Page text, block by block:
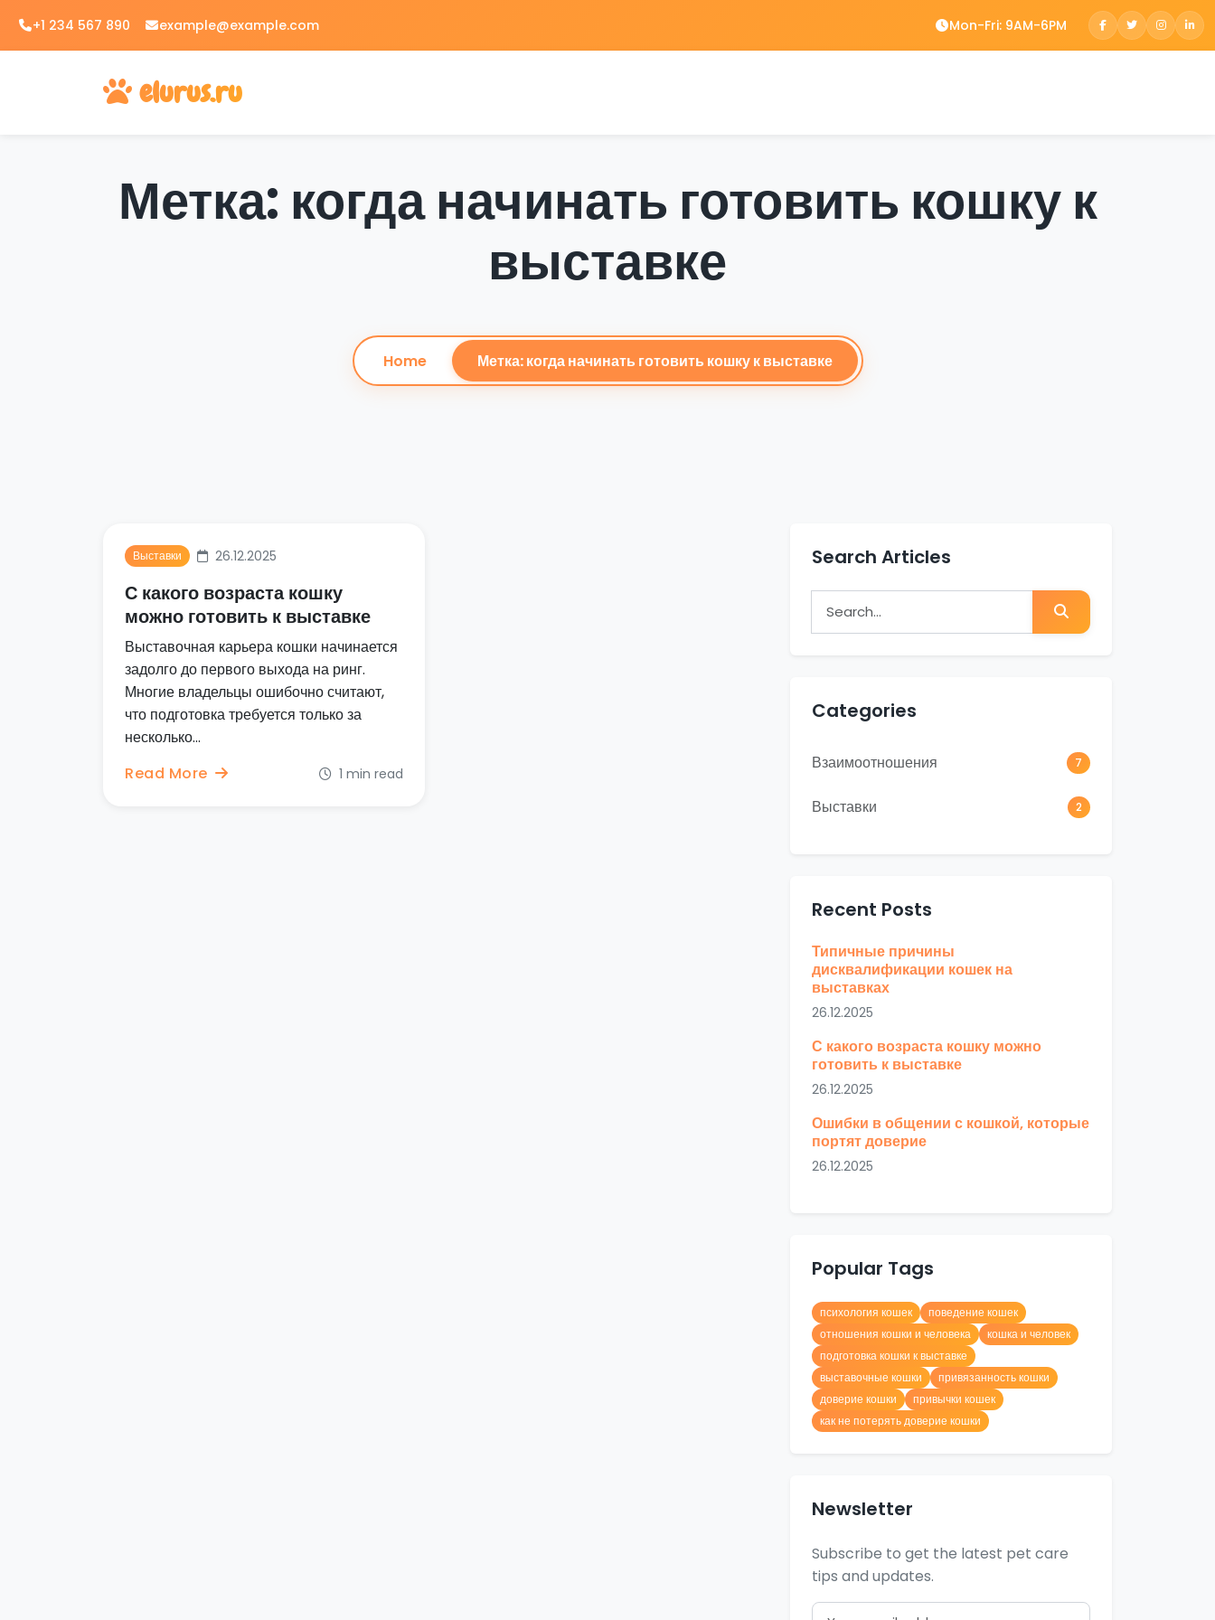
content
+1 234 567 890 example@example.com Mon-Fri: 9AM-6PM
elurus.ru
Метка: когда начинать готовить кошку к
выставке
Home Метка: когда начинать готовить кошку к выставке
Выставки 26.12.2025
С какого возраста кошку
можно готовить к выставке
Выставочная карьера кошки начинается
задолго до первого выхода на ринг.
Многие владельцы ошибочно считают,
что подготовка требуется только за
несколько...
Read More
1 min read
Search Articles
Categories
Взаимоотношения 7
Выставки 2
Recent Posts
Типичные причины
дисквалификации кошек на
выставках
26.12.2025
С какого возраста кошку можно
готовить к выставке
26.12.2025
Ошибки в общении с кошкой, которые
портят доверие
26.12.2025
Popular Tags
психология кошек
поведение кошек
отношения кошки и человека
кошка и человек
подготовка кошки к выставке
выставочные кошки
привязанность кошки
доверие кошки
привычки кошек
как не потерять доверие кошки
Newsletter
Subscribe to get the latest pet care
tips and updates.